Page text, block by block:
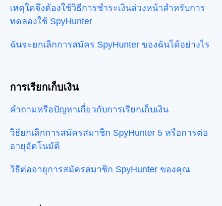
เหตุใดจึงต้องใช้วิธีการชำระเงินล่วงหน้าสำหรับการ
ทดลองใช้ SpyHunter
ฉันจะยกเลิกการสมัคร SpyHunter ของฉันได้อย่างไร
การเรียกเก็บเงิน
คำถามหรือปัญหาเกี่ยวกับการเรียกเก็บเงิน
วิธียกเลิกการสมัครสมาชิก SpyHunter 5 หรือการต่อ
อายุอัตโนมัติ
วิธีต่ออายุการสมัครสมาชิก SpyHunter ของคุณ